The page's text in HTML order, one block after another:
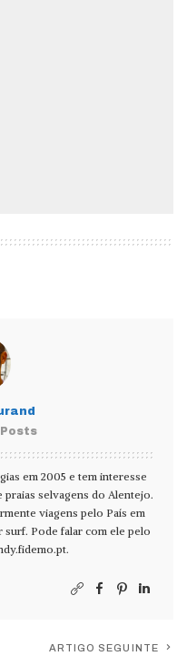
em 2005 e tem interesse
praias selvagens do Alentejo.
viagens pelo País em
surf. Pode falar com ele pelo
.
ARTIGO SEGUINTE